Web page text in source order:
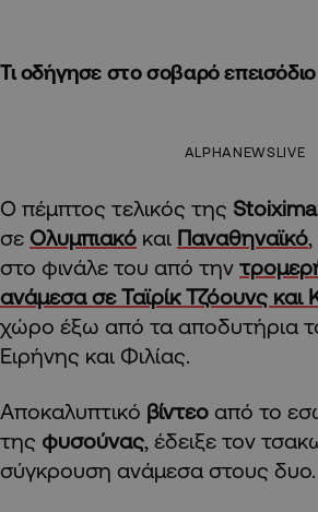
Τι οδήγησε στο σοβαρό επεισόδιο
ALPHANEWSLIVE
Ο πέμπτος τελικός της
σε Ολυμπιακό και Παναθηναϊκό,
στο φινάλε του από την
ανάμεσα σε Ταϊρίκ Τζόουνς και
χώρο έξω από τα αποδυτήρια
Ειρήνης και Φιλίας.
Αποκαλυπτικό βίντεο από το
της φυσούνας, έδειξε τον
σύγκρουση ανάμεσα στους δυο.